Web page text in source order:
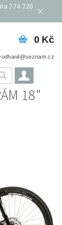
774 720
0 Kč
18"